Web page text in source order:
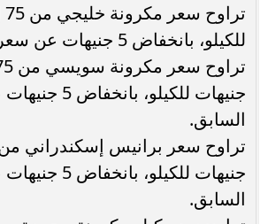
للكيلو، بانخفاض 5 جنيهات عن سعره السابق.
جنيهات للكيلو،
السابق.
جنيهات للكيلو،
السابق.